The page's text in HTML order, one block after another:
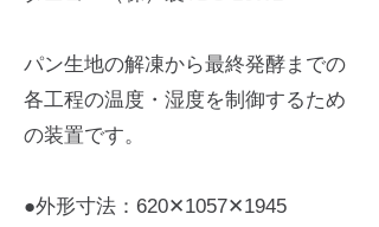
パン生地の解凍から最終発酵までの
各工程の温度・湿度を制御するため
の装置です。
●外形寸法：620✕1057✕1945